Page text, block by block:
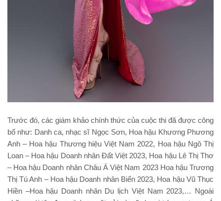
Trước đó, các giám khảo chính thức của cuộc thi đã được công
bố như: Danh ca, nhạc sĩ Ngọc Sơn, Hoa hậu Khương Phương
Anh – Hoa hậu Thương hiệu Việt Nam 2022, Hoa hậu Ngô Thị
Loan – Hoa hậu Doanh nhân Đất Việt 2023, Hoa hậu Lê Thị Thơ
– Hoa hậu Doanh nhân Châu Á Việt Nam 2023 Hoa hậu Trương
Thị Tú Anh – Hoa hậu Doanh nhân Biển 2023, Hoa hậu Vũ Thục
Hiền –Hoa hậu Doanh nhân Du lịch Việt Nam 2023,… Ngoài